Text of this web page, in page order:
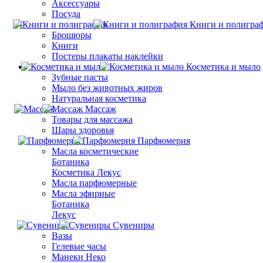
Аксессуары
Посуда
Книги и
Брошюры
Книги
Постеры плакаты наклейки
Косметика и мыло
Зубные пасты
Мыло без животных жиров
Натуральная косметика
Массаж
Товары для массажа
Шары здоровья
Парфюмерия
Масла косметические
Ботаника
Косметика Лекус
Масла парфюмерные
Масла эфирные
Ботаника
Лекус
Сувениры
Вазы
Гелевые часы
Манеки Неко